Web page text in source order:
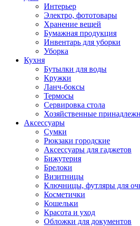
Интерьер
Электро, фототовары
Хранение вещей
Бумажная продукция
Инвентарь для уборки
Уборка
Кухня
Бутылки для воды
Кружки
Ланч-боксы
Термосы
Сервировка стола
Хозяйственные
Аксессуары
Сумки
Рюкзаки городские
Аксессуары для гаджетов
Бижутерия
Брелоки
Визитницы
Ключницы, футляры для
Косметички
Кошельки
Красота и уход
Обложки для документов